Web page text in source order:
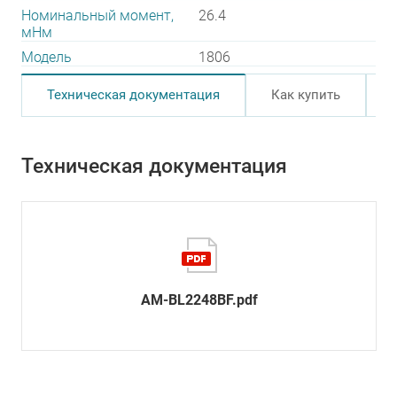
Номинальный момент,
мНм
26.4
Модель 1806
Техническая документация Как купить
Техническая документация
AM-BL2248BF.pdf